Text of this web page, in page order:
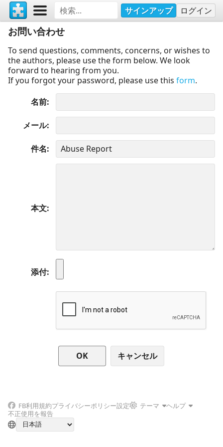
サインアップ ログイン
お問い合わせ
To send questions, comments, concerns, or wishes to
the authors, please use the form below. We look
forward to hearing from you.
If you forgot your password, please use this form.
名前
メール
件名
本文
添付
キャンセル
FB利用規約プライバシーポリシー設定 テーマ
ヘルプ
不正使用を報告